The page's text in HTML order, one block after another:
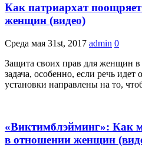
Как патриархат
женщин (видео)
Среда мая 31st, 2017 admin 0
Защита своих прав для женщин
задача, особенно, если речь
установки направлены на то,
«Виктимблэйминг»: Как
в отношении женщин